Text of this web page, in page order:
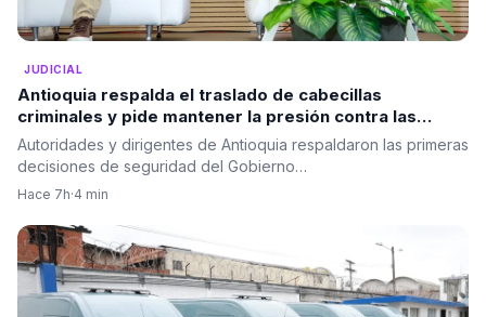
JUDICIAL
Antioquia respalda el traslado de cabecillas
criminales y pide mantener la presión contra las
estructuras ilegales
Autoridades y dirigentes de Antioquia respaldaron las primeras
decisiones de seguridad del Gobierno…
Hace 7h·4 min